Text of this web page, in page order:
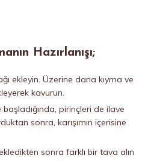
Hazırlanışı;
ekleyin. Üzerine dana kıyma ve
kavurun.
pirinçleri de ilave
sonra, karışımın içerisine
sonra farklı bir tava alın